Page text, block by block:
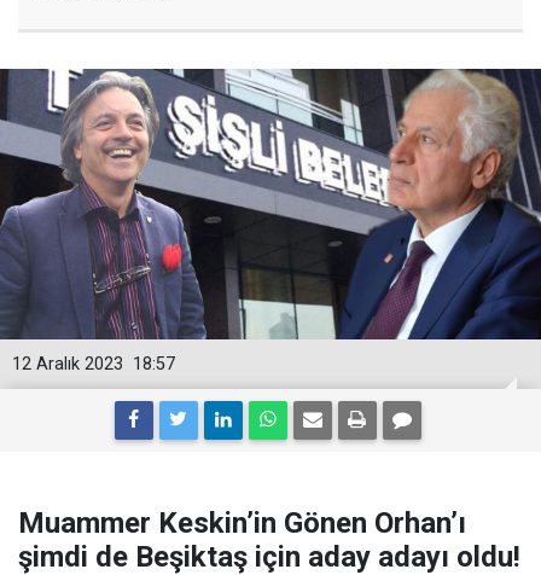
18:57
12 Aralık 2023
Muammer Keskin’in Gönen Orhan’ı
şimdi de Beşiktaş için aday adayı oldu!